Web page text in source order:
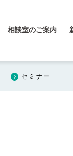
相談室のご案内
セミナー